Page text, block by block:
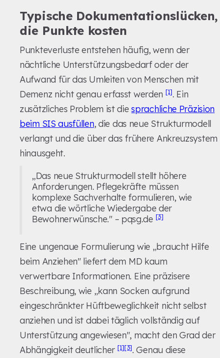
Typische Dokumentationslücken,
die Punkte kosten
Punkteverluste entstehen häufig, wenn der
nächtliche Unterstützungsbedarf oder der
Aufwand für das Umleiten von Menschen mit
Demenz nicht genau erfasst werden[1]. Ein
zusätzliches Problem ist diesprachliche Präzision
beim SIS ausfüllen, die das neue Strukturmodell
verlangt und die über das frühere Ankreuzsystem
hinausgeht.
„Das neue Strukturmodell stellt höhere
Anforderungen. Pflegekräfte müssen
komplexe Sachverhalte formulieren, wie
etwa die wörtliche Wiedergabe der
Bewohnerwünsche." – pqsg.de [3]
Eine ungenaue Formulierung wie „braucht Hilfe
beim Anziehen" liefert dem MD kaum
verwertbare Informationen. Eine präzisere
Beschreibung, wie „kann Socken aufgrund
eingeschränkter Hüftbeweglichkeit nicht selbst
anziehen und ist dabei täglich vollständig auf
Unterstützung angewiesen", macht den Grad der
Abhängigkeit deutlicher[1][3]. Genau diese